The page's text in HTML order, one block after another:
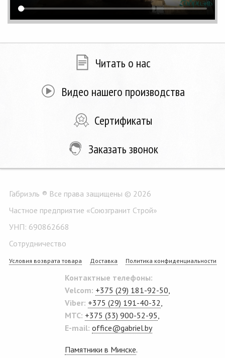
Читать о нас
Видео нашего производства
Сертификаты
Заказать звонок
Габриэль ® Все права защищены © 2026
Частное предприятие «Союзгранит Строй»
УНП: 690862668
Сотрудничество
Условия возврата товара Доставка Политика конфиденциальности
Контактные телефоны:
Velcom: +375 (29) 181-92-50
Viber: +375 (29) 191-40-32
MTC: +375 (33) 900-52-95
E-mail: office@gabriel.by
Памятники в Минске.